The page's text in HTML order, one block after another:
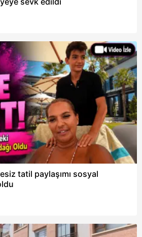
ve üçüncü kişilere ait çerezler
vasıtasıyla çeşitli kişisel
gerekli olan çerezler bilgi
amacıyla
çerezler, sitemizin daha işlevsel
ve sizlere yönelik
yapılması, amaçlarıyla
dahilinde kullanılacaktır.
aşağıda yer alan panel
Çerezlere ilişkin detaylı bilgi
Çerez Bilgilendirme
Metnimizi okumak ve sitemizde
tatil paylaşımı sosyal